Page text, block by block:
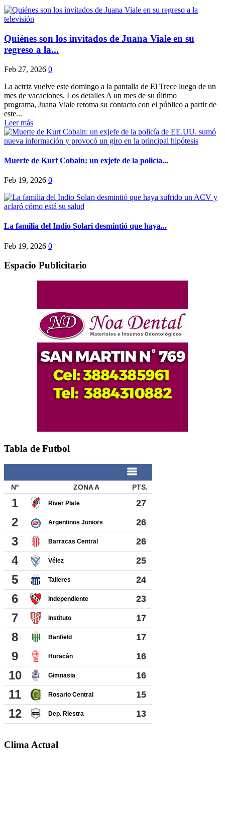
Quiénes son los invitados de Juana Viale en su
regreso a la...
Feb 27, 2026 0
La actriz vuelve este domingo a la pantalla de El Trece luego de un
mes de vacaciones. Los detalles A un mes de su último
programa, Juana Viale retoma su contacto con el público a partir de
este...
Leer más
Muerte de Kurt Cobain: un exjefe de la policía...
Feb 19, 2026 0
La familia del Indio Solari desmintió que haya...
Feb 19, 2026 0
Espacio Publicitario
Tabla de Futbol
Clima Actual